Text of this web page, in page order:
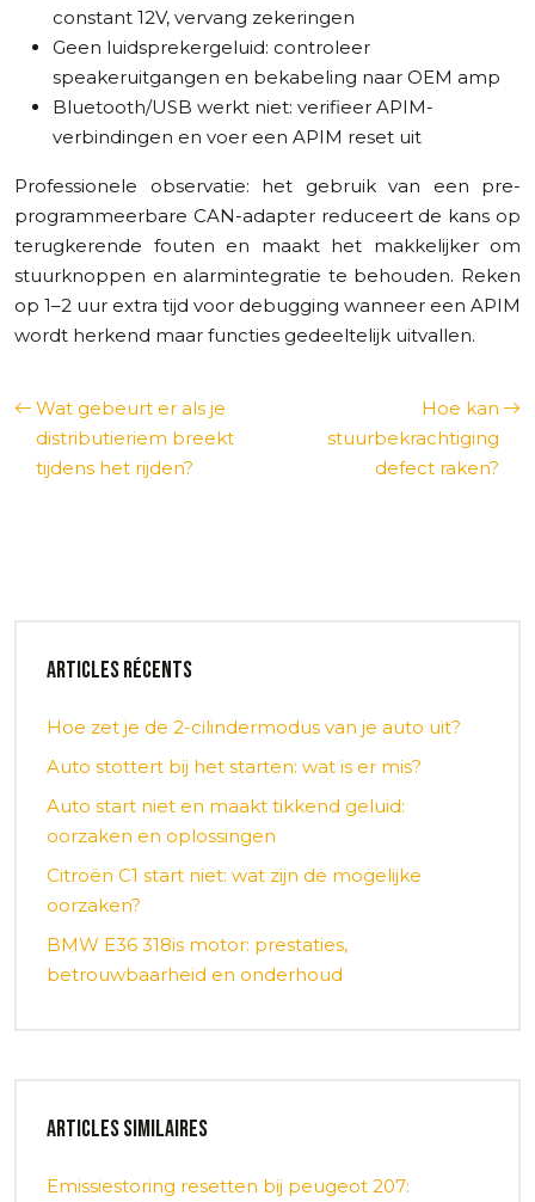
constant 12V, vervang zekeringen
Geen luidsprekergeluid: controleer
speakeruitgangen en bekabeling naar OEM amp
Bluetooth/USB werkt niet: verifieer APIM-
verbindingen en voer een APIM reset uit
Professionele observatie: het gebruik van een pre-
programmeerbare CAN-adapter reduceert de kans op
terugkerende fouten en maakt het makkelijker om
stuurknoppen en alarmintegratie te behouden. Reken
op 1–2 uur extra tijd voor debugging wanneer een APIM
wordt herkend maar functies gedeeltelijk uitvallen.
Wat gebeurt er als je
distributieriem breekt
tijdens het rijden?
Hoe kan
stuurbekrachtiging
defect raken?
Articles récents
Hoe zet je de 2-cilindermodus van je auto uit?
Auto stottert bij het starten: wat is er mis?
Auto start niet en maakt tikkend geluid:
oorzaken en oplossingen
Citroën C1 start niet: wat zijn de mogelijke
oorzaken?
BMW E36 318is motor: prestaties,
betrouwbaarheid en onderhoud
Articles similaires
Emissiestoring resetten bij peugeot 207: